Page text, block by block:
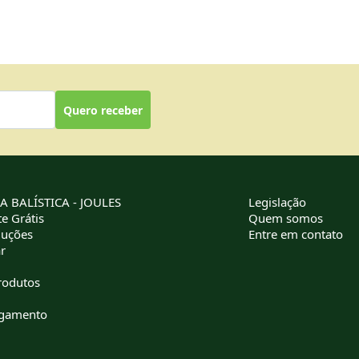
Quero receber
BALÍSTICA - JOULES
Grátis
Legislação
Quem somos
Entre em contato